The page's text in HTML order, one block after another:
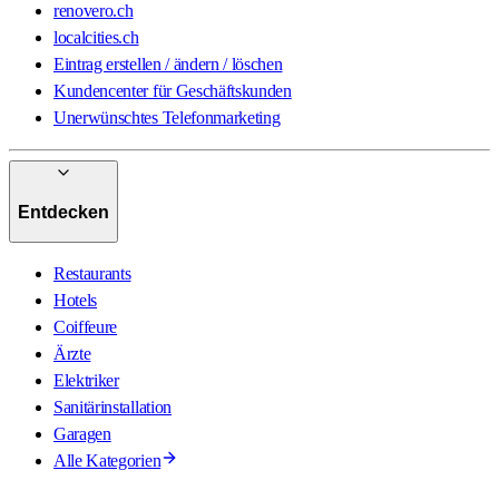
renovero.ch
localcities.ch
Eintrag erstellen / ändern / löschen
Kundencenter für Geschäftskunden
Unerwünschtes Telefonmarketing
Entdecken
Restaurants
Hotels
Coiffeure
Ärzte
Elektriker
Sanitärinstallation
Garagen
Alle Kategorien